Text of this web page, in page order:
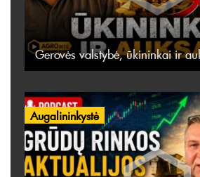
Gerovės valstybė, ūkininkai ir
Augalininkystė